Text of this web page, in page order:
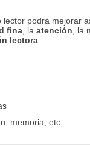
lector podrá mejorar
fina, la atención , la
lectora.
memoria, etc